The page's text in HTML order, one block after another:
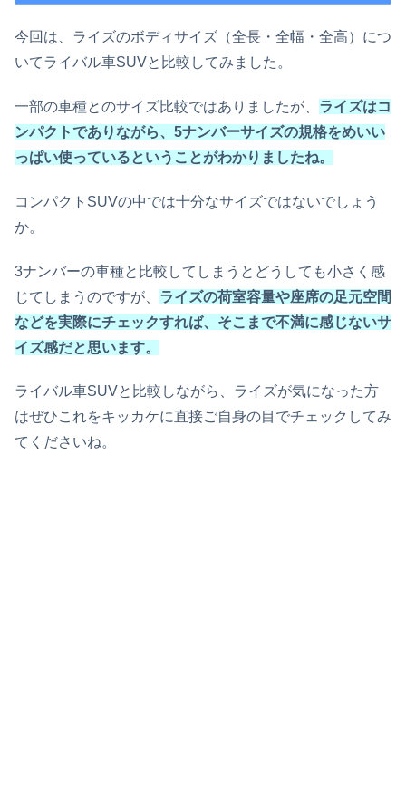
今回は、ライズのボディサイズ（全長・全幅・全高）につ
いてライバル車SUVと比較してみました。
一部の車種とのサイズ比較ではありましたが、 ライズはコ
ンパクトでありながら、5ナンバーサイズの規格をめいい
っぱい使っているということがわかりましたね。
コンパクトSUVの中では十分なサイズではないでしょう
か。
3ナンバーの車種と比較してしまうとどうしても小さく感
じてしまうのですが、 ライズの荷室容量や座席の足元空間
などを実際にチェックすれば、そこまで不満に感じないサ
イズ感だと思います。
ライバル車SUVと比較しながら、ライズが気になった方
はぜひこれをキッカケに直接ご自身の目でチェックしてみ
てくださいね。